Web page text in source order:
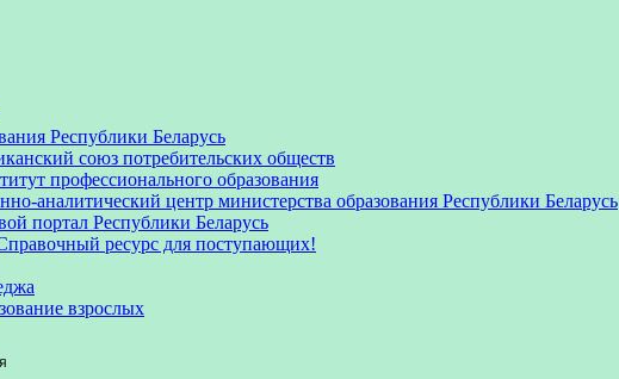
Республики Беларусь
союз потребительских обществ
профессионального образования
аналитический центр министерства образования Республики Беларусь
портал Республики Беларусь
ресурс для поступающих!
взрослых